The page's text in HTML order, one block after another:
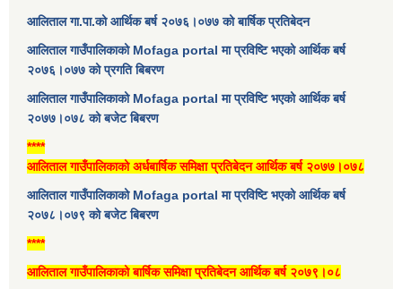
आलिताल गा.पा.को आर्थिक बर्ष २०७६।०७७ को बार्षिक प्रतिबेदन
आलिताल गाउँपालिकाको Mofaga portal मा प्रविष्टि भएको आर्थिक बर्ष
२०७६।०७७ को प्रगति बिबरण
आलिताल गाउँपालिकाको Mofaga portal मा प्रविष्टि भएको आर्थिक बर्ष
२०७७।०७८ को बजेट बिबरण
****
आलिताल गाउँपालिकाको अर्धबार्षिक समिक्षा प्रतिबेदन आर्थिक बर्ष २०७७।०७८
आलिताल गाउँपालिकाको Mofaga portal मा प्रविष्टि भएको आर्थिक बर्ष
२०७८।०७९ को बजेट बिबरण
****
आलिताल गाउँपालिकाको बार्षिक समिक्षा प्रतिबेदन आर्थिक बर्ष २०७९।०८